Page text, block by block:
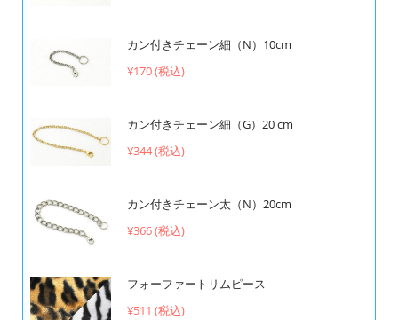
カン付きチェーン細（N）10cm
¥170 (税込)
カン付きチェーン細（G）20 cm
¥344 (税込)
カン付きチェーン太（N）20cm
¥366 (税込)
フォーファートリムピース
¥511 (税込)